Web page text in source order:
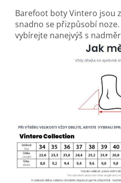
Barefoot boty Vintero jsou
snadno se přizpůsobí
vybírejte nanejvýš s